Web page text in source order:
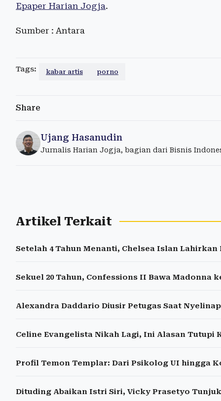
Epaper Harian Jogja.
Sumber : Antara
Tags: kabar artis porno
Share
Ujang Hasanudin
Jurnalis Harian Jogja, bagian dari Bisnis
Artikel Terkait
Setelah 4 Tahun Menanti, Chelsea Islan Lahirkan
Sekuel 20 Tahun, Confessions II Bawa Madonna
Alexandra Daddario Diusir Petugas Saat
Celine Evangelista Nikah Lagi, Ini Alasan Tutupi
Profil Temon Templar: Dari Psikolog UI hingga
Dituding Abaikan Istri Siri, Vicky Prasetyo